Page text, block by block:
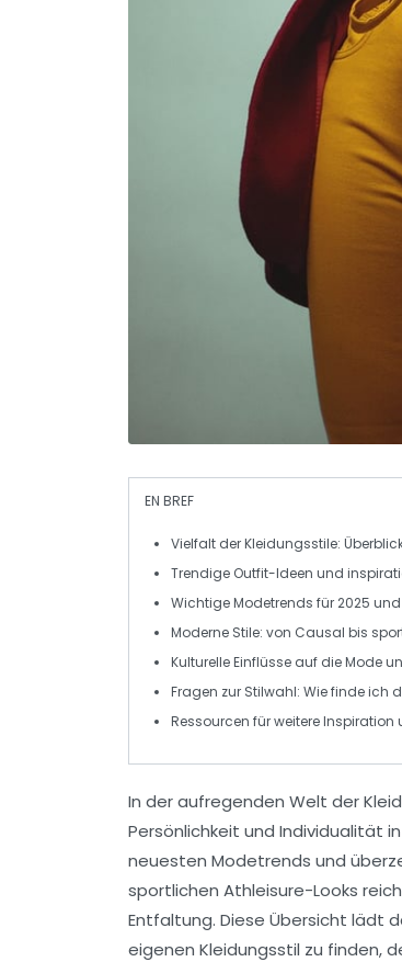
EN BREF
Vielfalt derKleidungsstile:
Trendige Outfit-Ideen und
WichtigeModetrends für 2025
Moderne Stile: von Causal bis
KulturelleEinflüsse auf die Mode
Fragen zur Stilwahl: Wie finde ich
Ressourcen für weitereInspiration
In der aufregenden Welt der
Persönlichkeit und Individualität
neuesten Modetrends und
sportlichen Athleisure-Looks
Entfaltung. Diese Übersicht lädt
eigenen Kleidungsstil zu finden,